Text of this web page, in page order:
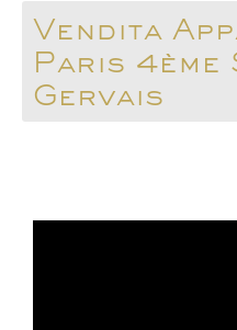
Vendita
Paris 4ème
Gervais